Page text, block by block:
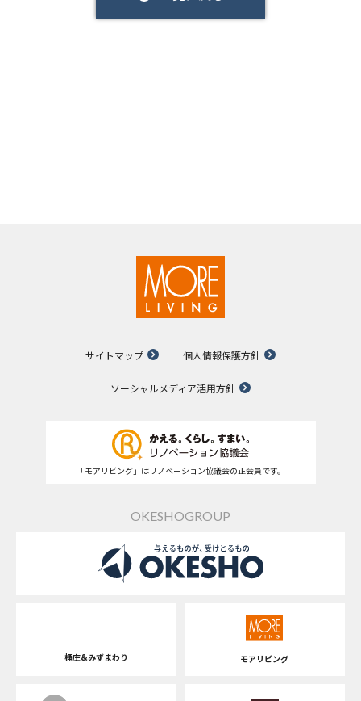
サイトマップ 個人情報保護方針
ソーシャルメディア活用方針
「モアリビング」はリノベーション協議会の正会員です。
OKESHOGROUP
桶庄&みずまわり モアリビング